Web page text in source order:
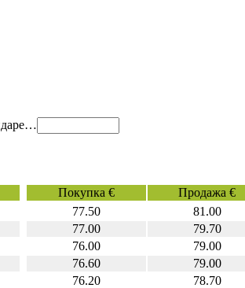
…
Покупка €
Продажа €
77.50
81.00
77.00
79.70
76.00
79.00
76.60
79.00
76.20
78.70